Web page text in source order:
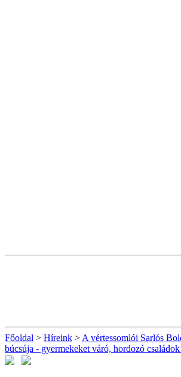
Főoldal > Híreink > A vértessomlói Sarlós
búcsúja - gyermekeket váró, hordozó családok